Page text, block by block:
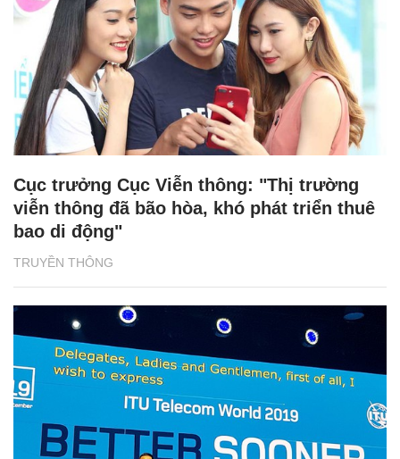
TRUYỀN THÔNG
Cục trưởng Cục Viễn thông: "Thị trường
viễn thông đã bão hòa, khó phát triển thuê
bao di động"